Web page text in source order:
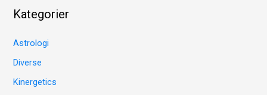
Kategorier
Astrologi
Diverse
Kinergetics